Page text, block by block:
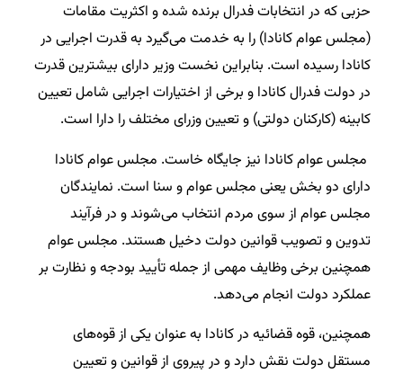
حزبی که در انتخابات فدرال برنده شده و اکثریت مقامات
(مجلس عوام کانادا) را به خدمت می‌گیرد به قدرت اجرایی در
کانادا رسیده است. بنابراین نخست وزیر دارای بیشترین قدرت
در دولت فدرال کانادا و برخی از اختیارات اجرایی شامل تعیین
کابینه (کارکنان دولتی) و تعیین وزرای مختلف را دارا است.
مجلس عوام کانادا نیز جایگاه خاست. مجلس عوام کانادا
دارای دو بخش یعنی مجلس عوام و سنا است. نمایندگان
مجلس عوام از سوی مردم انتخاب می‌شوند و در فرآیند
تدوین و تصویب قوانین دولت دخیل هستند. مجلس عوام
همچنین برخی وظایف مهمی از جمله تأیید بودجه و نظارت بر
عملکرد دولت انجام می‌دهد.
همچنین، قوه قضائیه در کانادا به عنوان یکی از قوه‌های
مستقل دولت نقش دارد و در پیروی از قوانین و تعیین